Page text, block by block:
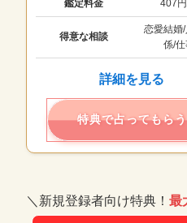
鑑定料金 407
得意な相談
恋愛結婚
係/
詳細を見る
特典で占ってもらう
＼新規登録者向け特典！ 最